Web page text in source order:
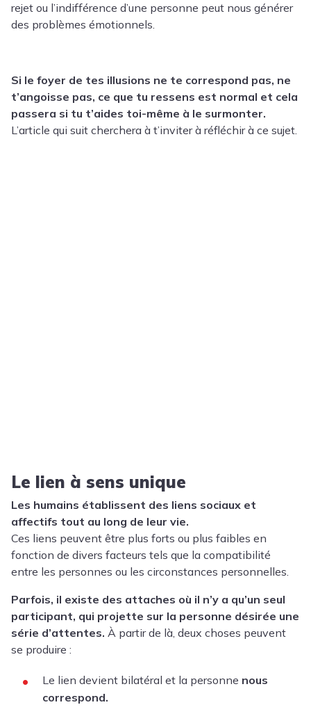
rejet ou l’indifférence d’une personne peut nous générer
des problèmes émotionnels.
Si le foyer de tes illusions ne te correspond pas, ne
t’angoisse pas, ce que tu ressens est normal et cela
passera si tu t’aides toi-même à le surmonter.
L’article qui suit cherchera à t’inviter à réfléchir à ce sujet.
Le lien à sens unique
Les humains établissent des liens sociaux et
affectifs tout au long de leur vie.
Ces liens peuvent être plus forts ou plus faibles en
fonction de divers facteurs tels que la compatibilité
entre les personnes ou les circonstances personnelles.
Parfois, il existe des attaches où il n’y a qu’un seul
participant, qui projette sur la personne désirée une
série d’attentes. À partir de là, deux choses peuvent
se produire :
Le lien devient bilatéral et la personne nous
correspond.